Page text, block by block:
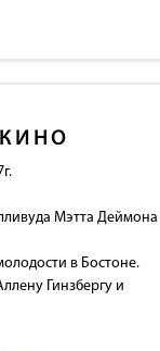
Мэтта Деймона
в Бостоне.
Гинзбергу и